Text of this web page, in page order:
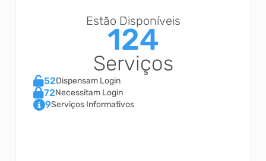
Estão Disponíveis
124
Serviços
52Dispensam Login
72Necessitam Login
9Serviços Informativos